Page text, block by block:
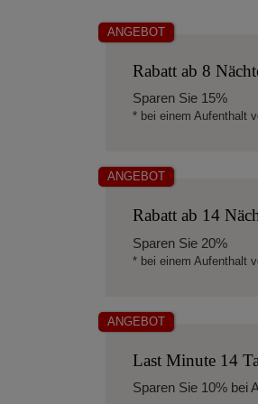
Rabatt ab 8
Sparen Sie 15%
* bei einem Aufenthalt
ANGEBOT
Rabatt ab 14
Sparen Sie 20%
* bei einem Aufenthalt
ANGEBOT
Last Minute 14
Sparen Sie 10% bei
ANGEBOT